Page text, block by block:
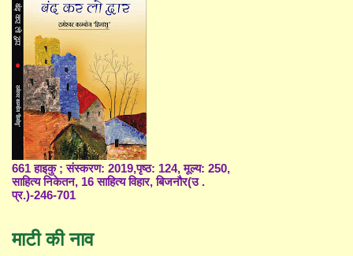
661 हाइकु ; संस्करण: 2019,पृष्ठ: 124, मूल्य: 250,
साहित्य निकेतन, 16 साहित्य विहार, बिजनौर(उ .
प्र.)-246-701
माटी की नाव